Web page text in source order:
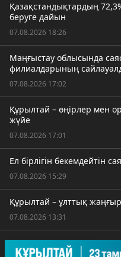
Қазақстандықтардың
беруге дайын
07.08.2026 18:26
Маңғыстау облысында
филиалдарының
07.08.2026 17:02
Құрылтай – өңірлер мен
жүйе
07.08.2026 17:01
Ел бірлігін бекемдейтін
07.08.2026 15:29
Құрылтай – ұлттық
07.08.2026 13:31